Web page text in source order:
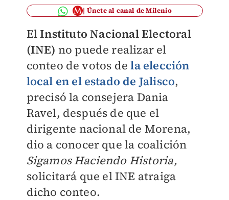
Únete al canal de Milenio
ElInstituto Nacional Electoral
(INE) no puede realizar el
conteo de votos dela elección
local en el estado de Jalisco,
precisó la consejera Dania
Ravel, después de que el
dirigente nacional de Morena,
dio a conocer que la coalición
Sigamos Haciendo Historia,
solicitará que el INE atraiga
dicho conteo.